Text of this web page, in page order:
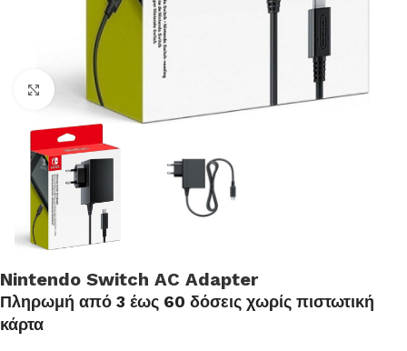
Click to enlarge
Nintendo Switch AC Adapter
Πληρωμή από 3 έως 60 δόσεις χωρίς πιστωτική
κάρτα